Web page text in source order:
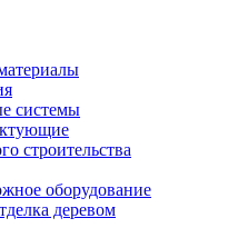
системы
строительства
оборудование
деревом